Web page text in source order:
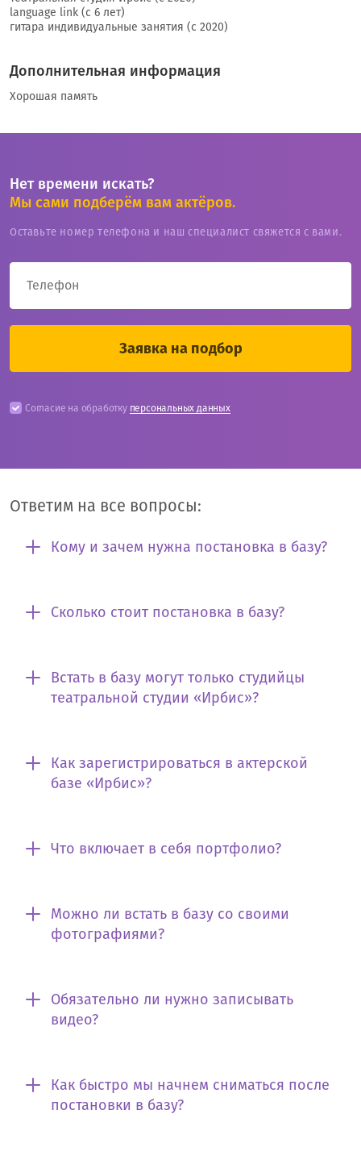
language link (c 6 лет)
гитара индивидуальные занятия (с 2020)
Дополнительная информация
Хорошая память
Нет времени искать?
Мы сами подберём вам актёров.
Оставьте номер телефона и наш специалист свяжется с вами.
Согласие на обработку персональных данных
Ответим на все вопросы:
Кому и зачем нужна постановка в базу?
Сколько стоит постановка в базу?
Встать в базу могут только студийцы
театральной студии «Ирбис»?
Как зарегистрироваться в актерской
базе «Ирбис»?
Что включает в себя портфолио?
Можно ли встать в базу со своими
фотографиями?
Обязательно ли нужно записывать
видео?
Как быстро мы начнем сниматься после
постановки в базу?